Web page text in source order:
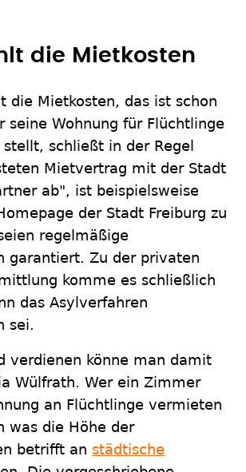
die Mietkosten
die Mietkosten, das ist schon
seine Wohnung für Flüchtlinge
schließt in der Regel
Mietvertrag mit der Stadt
ab", ist beispielsweise
der Stadt Freiburg zu
regelmäßige
garantiert. Zu der privaten
komme es schließlich
das Asylverfahren
sei.
verdienen könne man damit
Wülfrath. Wer ein Zimmer
an Flüchtlinge vermieten
was die Höhe der
betrifft an städtische